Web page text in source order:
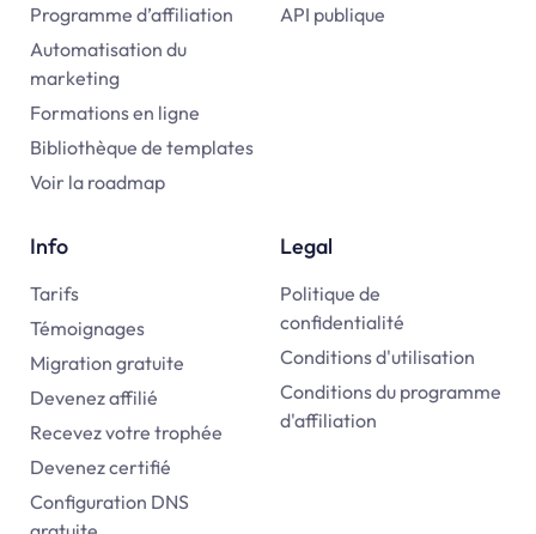
Programme d’affiliation
Automatisation du
marketing
Formations en ligne
Bibliothèque de templates
Voir la roadmap
API publique
Info
Tarifs
Témoignages
Migration gratuite
Devenez affilié
Recevez votre trophée
Devenez certifié
Configuration DNS
Legal
Politique de
confidentialité
Conditions d'utilisation
Conditions du programme
d'affiliation